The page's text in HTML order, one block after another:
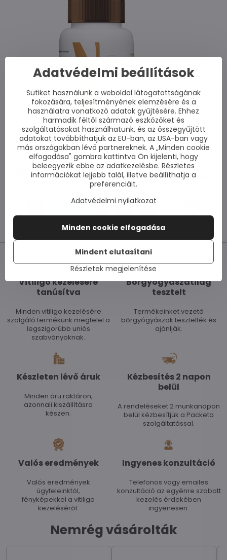
Új hozzászólás
mail
Vitiligo kezelésére
tanúsítva
Minden vitiligo kezelésére
szolgáló termékünk megfelel a
legszigorúbb uniós
szabványoknak.
Bőrgyógyászatilag
tesztelt
Termékeinket vezető
bőrgyógyászok tesztelték és
ajánlják.
Készleten lévő áruk
Minden áru raktáron,
azonnali kiszállításra
készen.
Kézbesítés 2 napon
belül
A rendeléseket 2 munkanapon
belül kézbesítjük a Packeta
szolgáltatással.
Valós eredmények
Valós eredmények
ügyfeleinktől,
fényképekkel a vitiligo
kezeléséről.
Ingyenes konzultáció
Telefonos vagy emailes
konzultáció az egyénre szabott
kezelés érdekében
ingyenesen.
Nemrég vásárolták
Adatvédelmi beállítások
Sütiket használunk a weboldal látogatottságának
fokozására, teljesítményének elemzésére és a
használatra vonatkozó adatok gyűjtésére. Ehhez
harmadik féltől származó eszközöket és
szolgáltatásokat használhatunk, és az összegyűjtött
adatokat továbbíthatjuk az EU-ban, az USA-ban vagy
más országokban lévő partnereknek. A „Minden cookie
elfogadása" gombra kattintva Ön kijelenti, hogy
beleegyezik ebbe az adatkezelésbe. Részletes
információkat lejjebb talál, illetve beállíthatja a
preferenciáit.
Adatvédelmi nyilatkozat
Részletek megjelenítése
Minden cookie elfogadása
Mindent elutasítani